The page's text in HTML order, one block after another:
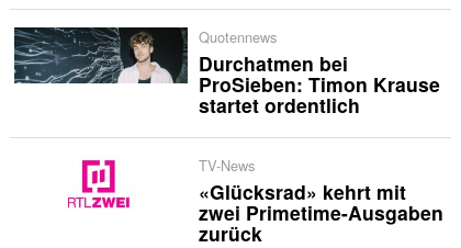
Quotennews
Durchatmen bei
ProSieben: Timon Krause
startet ordentlich
TV-News
«Glücksrad» kehrt mit
zwei Primetime-Ausgaben
zurück